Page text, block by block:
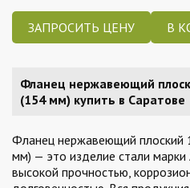
ЗАПРОСИТЬ ЦЕНУ
Фланец нержавеющий
(154 мм) купить в Саратове
Фланец нержавеющий плоский
мм) — это изделие стали
высокой прочностью,